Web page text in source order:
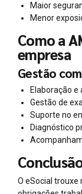
Maior
Menor
Como a
empresa
Gestão
Elaboração e
Gestão de
Suporte no
Diagnóstico
O eSocial trouxe